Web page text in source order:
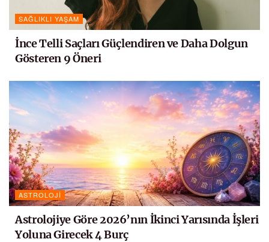
SAĞLIKLI YAŞAM
İnce Telli Saçları Güçlendiren ve Daha Dolgun
Gösteren 9 Öneri
ASTROLOJI
Astrolojiye Göre 2026’nın İkinci Yarısında İşleri
Yoluna Girecek 4 Burç